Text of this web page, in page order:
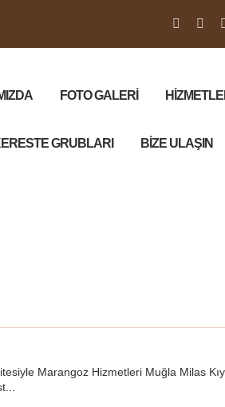
FOTO GALERİ
GRUBLARI BİZE ULAŞIN
Marangoz Hizmetleri Muğla Milas